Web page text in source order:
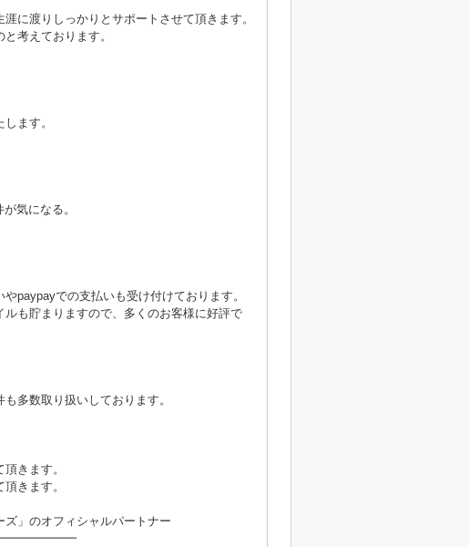
に渡りしっかりとサポートさせて頂きます。
考えております。
ます。
気になる。
paypayでの支払いも受け付けております。
も貯まりますので、多くのお客様に好評で
多数取り扱いしております。
きます。
きます。
」のオフィシャルパートナー